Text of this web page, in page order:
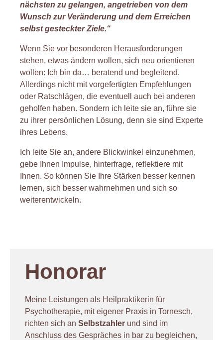
nächsten zu gelangen, angetrieben von dem
Wunsch zur Veränderung und dem Erreichen
selbst gesteckter Ziele.“
Wenn Sie vor besonderen Herausforderungen
stehen, etwas ändern wollen, sich neu orientieren
wollen: Ich bin da… beratend und begleitend.
Allerdings nicht mit vorgefertigten Empfehlungen
oder Ratschlägen, die eventuell auch bei anderen
geholfen haben. Sondern ich leite sie an, führe sie
zu ihrer persönlichen Lösung, denn sie sind Experte
ihres Lebens.
Ich leite Sie an, andere Blickwinkel einzunehmen,
gebe Ihnen Impulse, hinterfrage, reflektiere mit
Ihnen. So können Sie Ihre Stärken besser kennen
lernen, sich besser wahrnehmen und sich so
weiterentwickeln.
Honorar
Meine Leistungen als Heilpraktikerin für
Psychotherapie, mit eigener Praxis in Tornesch,
richten sich an Selbstzahler und sind im
Anschluss des Gespräches in bar zu begleichen,